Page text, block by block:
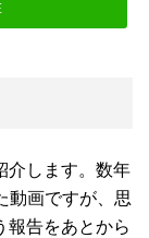
介します。数年
動画ですが、思
報告をあとから